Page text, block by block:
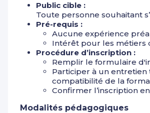
Protocole spécifique pour le
Pratique avancée avec la ponceuse
Différents embouts et leurs usages.
Techniques pour des finitions
Protocole complet:
Public cible :
Toute personne souhaitant
Pré-requis :
Aucune expérience
Intérêt pour les métiers
Procédure d’inscription :
Remplir le formulaire
Participer à un
compatibilité de la
Confirmer l’inscription
Modalités pédagogiques